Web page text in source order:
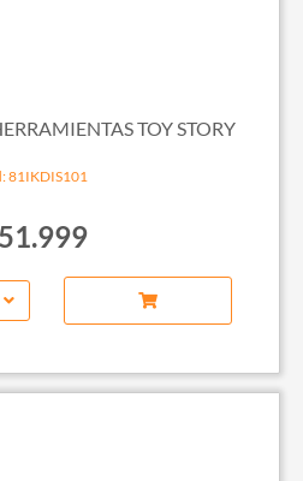
TOY STORY
81IKDIS101